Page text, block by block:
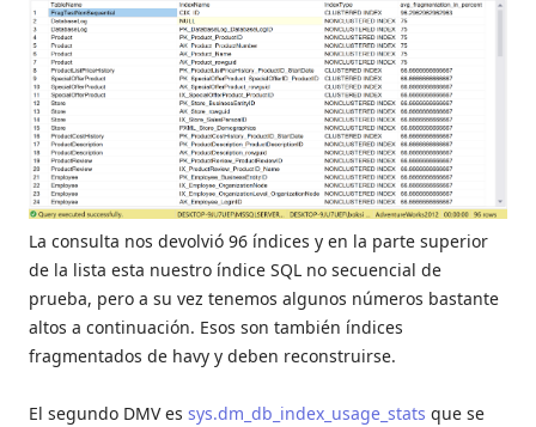
La consulta nos devolvió 96 índices y en la parte superior
de la lista esta nuestro índice SQL no secuencial de
prueba, pero a su vez tenemos algunos números bastante
altos a continuación. Esos son también índices
fragmentados de havy y deben reconstruirse.
El segundo DMV es sys.dm_db_index_usage_stats que se